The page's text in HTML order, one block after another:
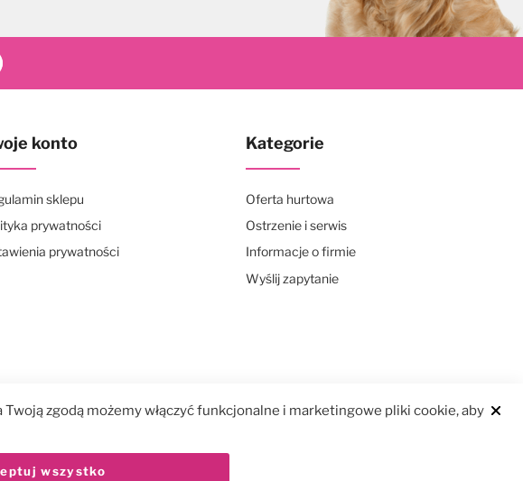
konto
sklepu
prywatności
prywatności
Kategorie
Oferta hurtowa
Ostrzenie i serwis
Informacje o firmie
Wyślij zapytanie
Płatności:
zgodą możemy włączyć funkcjonalne i marketingowe pliki cookie, aby
wszystko